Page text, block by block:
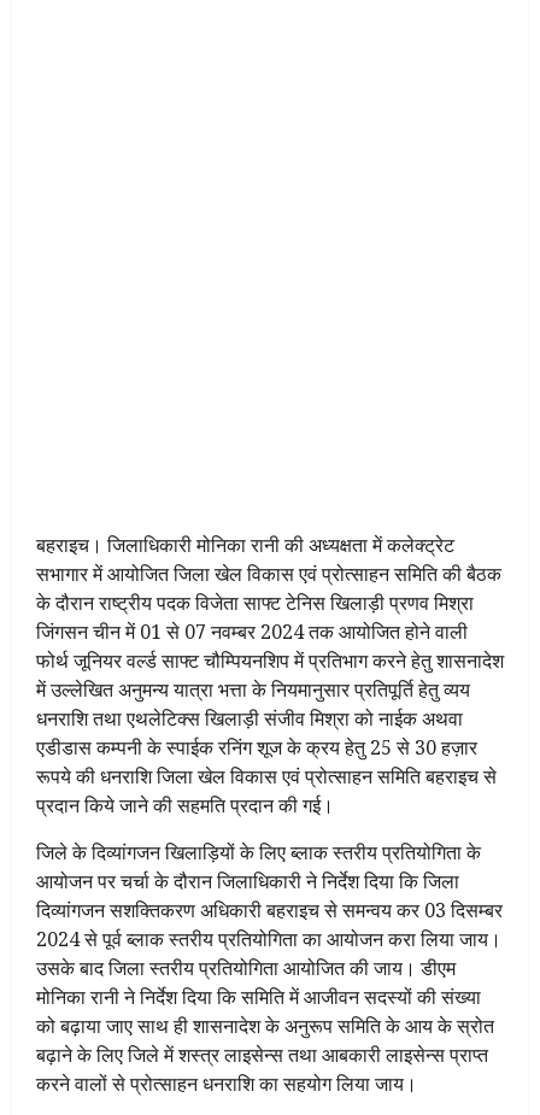
बहराइच।जिलाधिकारी मोनिका रानी की अध्यक्षता में कलेक्ट्रेट
सभागार में आयोजित जिला खेल विकास एवं प्रोत्साहन समिति की बैठक
के दौरान राष्ट्रीय पदक विजेता साफ्ट टेनिस खिलाड़ी प्रणव मिश्रा
जिंगसन चीन में 01 से 07 नवम्बर 2024 तक आयोजित होने वाली
फोर्थ जूनियर वर्ल्ड साफ्ट चौम्पियनशिप में प्रतिभाग करने हेतु शासनादेश
में उल्लेखित अनुमन्य यात्रा भत्ता के नियमानुसार प्रतिपूर्ति हेतु व्यय
धनराशि तथा एथलेटिक्स खिलाड़ी संजीव मिश्रा को नाईक अथवा
एडीडास कम्पनी के स्पाईक रनिंग शूज के क्रय हेतु 25 से 30 हज़ार
रूपये की धनराशि जिला खेल विकास एवं प्रोत्साहन समिति बहराइच से
प्रदान किये जाने की सहमति प्रदान की गई।
जिले के दिव्यांगजन खिलाड़ियों के लिए ब्लाक स्तरीय प्रतियोगिता के
आयोजन पर चर्चा के दौरान जिलाधिकारी ने निर्देश दिया कि जिला
दिव्यांगजन सशक्तिकरण अधिकारी बहराइच से समन्वय कर 03 दिसम्बर
2024 से पूर्व ब्लाक स्तरीय प्रतियोगिता का आयोजन करा लिया जाय।
उसके बाद जिला स्तरीय प्रतियोगिता आयोजित की जाय। डीएम
मोनिका रानी ने निर्देश दिया कि समिति में आजीवन सदस्यों की संख्या
को बढ़ाया जाए साथ ही शासनादेश के अनुरूप समिति के आय के स्रोत
बढ़ाने के लिए जिले में शस्त्र लाइसेन्स तथा आबकारी लाइसेन्स प्राप्त
करने वालों से प्रोत्साहन धनराशि का सहयोग लिया जाय।